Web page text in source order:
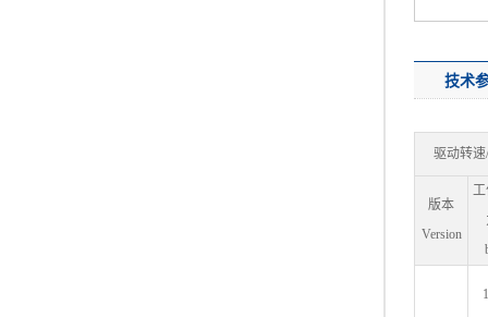
技术
驱动转速
版本
Version